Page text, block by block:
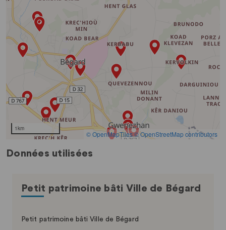
Données utilisées
Petit patrimoine bâti Ville de Bégard
Petit patrimoine bâti Ville de Bégard